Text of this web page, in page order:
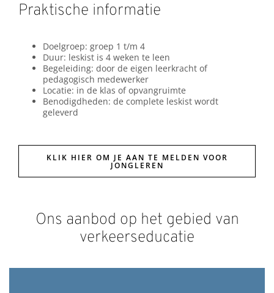
Praktische informatie
Doelgroep: groep 1 t/m 4
Duur: leskist is 4 weken te leen
Begeleiding: door de eigen leerkracht of
pedagogisch medewerker
Locatie: in de klas of opvangruimte
Benodigdheden: de complete leskist wordt
geleverd
KLIK HIER OM JE AAN TE MELDEN VOOR
JONGLEREN
Ons aanbod op het gebied van
verkeerseducatie